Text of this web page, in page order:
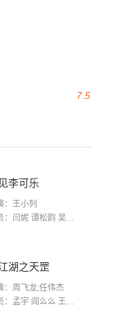
7.5
李可乐
：王小列
谭松韵 吴京 蒋龙 赵小棠 冯雷 李虎城 平安 小七 小可乐
湖之天罡
：周飞龙;任伟杰
么么 王凯 郭政建 阎萌萌 杨默 高枫 齐斯伽 刘芊含 马程